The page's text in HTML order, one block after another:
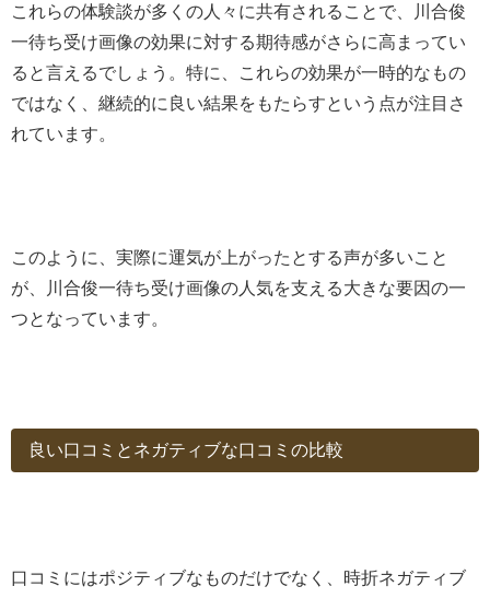
これらの体験談が多くの人々に共有されることで、川合俊
一待ち受け画像の効果に対する期待感がさらに高まってい
ると言えるでしょう。特に、これらの効果が一時的なもの
ではなく、継続的に良い結果をもたらすという点が注目さ
れています。
このように、実際に運気が上がったとする声が多いこと
が、川合俊一待ち受け画像の人気を支える大きな要因の一
つとなっています。
良い口コミとネガティブな口コミの比較
口コミにはポジティブなものだけでなく、時折ネガティブ